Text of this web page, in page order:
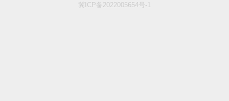
冀ICP备2022005654号-1